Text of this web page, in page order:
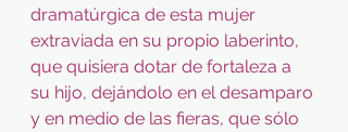
dramatúrgica de esta mujer
extraviada en su propio laberinto,
que quisiera dotar de fortaleza a
su hijo, dejándolo en el desamparo
y en medio de las fieras, que sólo